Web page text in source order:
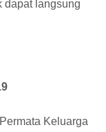
dapat langsung
Keluarga